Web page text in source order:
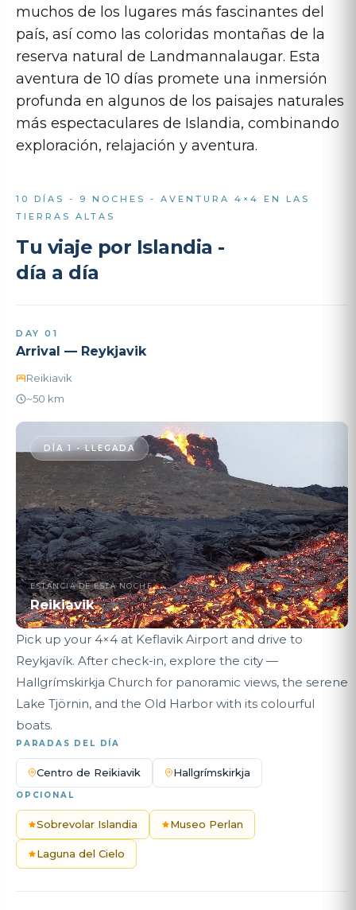
muchos de los lugares más fascinantes del
país, así como las coloridas montañas de la
reserva natural de Landmannalaugar. Esta
aventura de 10 días promete una inmersión
profunda en algunos de los paisajes naturales
más espectaculares de Islandia, combinando
exploración, relajación y aventura.
10 DÍAS - 9 NOCHES - AVENTURA 4×4 EN LAS
TIERRAS ALTAS
Tu viaje por Islandia -
día a día
DAY 01
Arrival — Reykjavik
Reikiavik
~50 km
DÍA 1 - LLEGADA
ESTANCIA DE ESTA NOCHE
Reikiavik
Pick up your 4×4 at Keflavik Airport and drive to
Reykjavík. After check-in, explore the city —
Hallgrímskirkja Church for panoramic views, the serene
Lake Tjörnin, and the Old Harbor with its colourful
boats.
PARADAS DEL DÍA
Centro de Reikiavik Hallgrímskirkja
OPCIONAL
Sobrevolar Islandia Museo Perlan
Laguna del Cielo